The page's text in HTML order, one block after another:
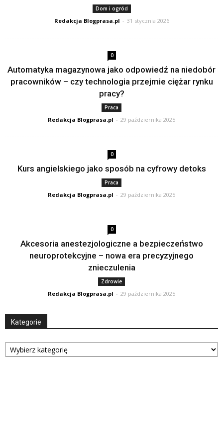
Dom i ogród
Redakcja Blogprasa.pl - 31 stycznia 2026
0
Automatyka magazynowa jako odpowiedź na niedobór
pracowników – czy technologia przejmie ciężar rynku
pracy?
Praca
Redakcja Blogprasa.pl - 29 października 2025
0
Kurs angielskiego jako sposób na cyfrowy detoks
Praca
Redakcja Blogprasa.pl - 29 października 2025
0
Akcesoria anestezjologiczne a bezpieczeństwo
neuroprotekcyjne – nowa era precyzyjnego
znieczulenia
Zdrowie
Redakcja Blogprasa.pl - 29 października 2025
Kategorie
Kategorie